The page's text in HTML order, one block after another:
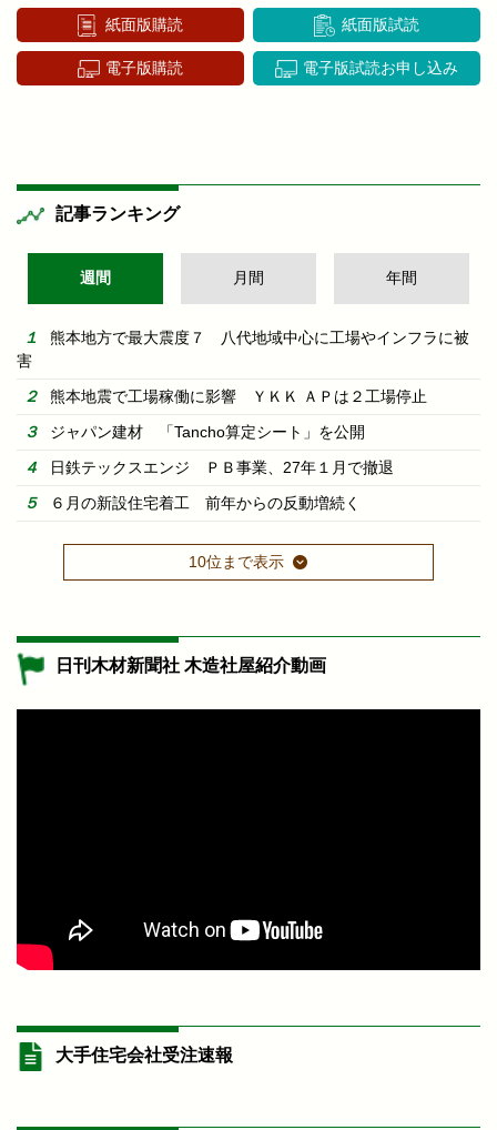
紙面版購読 紙面版試読
電子版購読 電子版試読お申し込み
記事ランキング
週間 月間 年間
熊本地方で最大震度７ 八代地域中心に工場やインフラに被
害
熊本地震で工場稼働に影響 ＹＫＫ ＡＰは２工場停止
ジャパン建材 「Tancho算定シート」を公開
日鉄テックスエンジ ＰＢ事業、27年１月で撤退
６月の新設住宅着工 前年からの反動増続く
10位まで表示
日刊木材新聞社 木造社屋紹介動画
大手住宅会社受注速報